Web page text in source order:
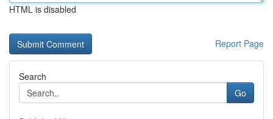
HTML is disabled
Report Page
Search
Go